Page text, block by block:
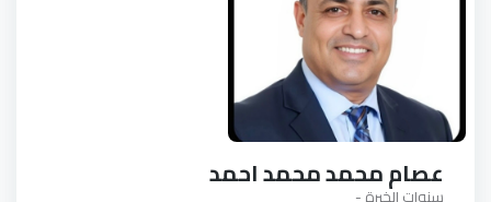
عصام محمد محمد احمد
سنوات الخبرة -